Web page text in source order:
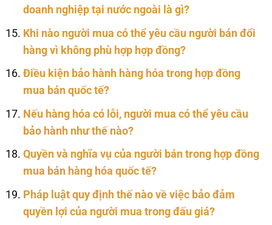
doanh nghiệp tại nước ngoài là gì?
Khi nào người mua có thể yêu cầu người bán đổi
hàng vì không phù hợp hợp đồng?
Điều kiện bảo hành hàng hóa trong hợp đồng
mua bán quốc tế?
Nếu hàng hóa có lỗi, người mua có thể yêu cầu
bảo hành như thế nào?
Quyền và nghĩa vụ của người bán trong hợp đồng
mua bán hàng hóa quốc tế?
Pháp luật quy định thế nào về việc bảo đảm
quyền lợi của người mua trong đấu giá?